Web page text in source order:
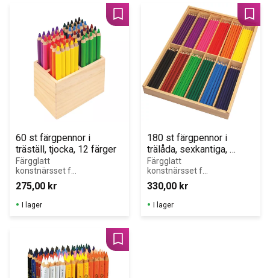
60 st färgpennor i
träställ, tjocka, 12 färger
Färgglatt
konstnärsset för
barn med 60
färgpennor i 12
livfulla nyanser
– perfekt
275,00 kr
Lägg till i favoriter
I lager
180 st färgpennor i
trälåda, sexkantiga,
smala, 12 färger
Färgglatt
konstnärsset för
barn med 180
färgpennor i 12
livfulla nyanser.
330,00 kr
I lager
Lägg till i favoriter